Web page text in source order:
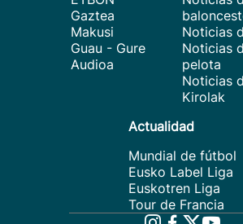
Gaztea
Makusi
Guau - Gure
Audioa
Noticias
Noticias
pelota
Noticias
Kirolak
Actualidad
Mundial de fútbol
Eusko Label Liga
Euskotren Liga
Tour de Francia